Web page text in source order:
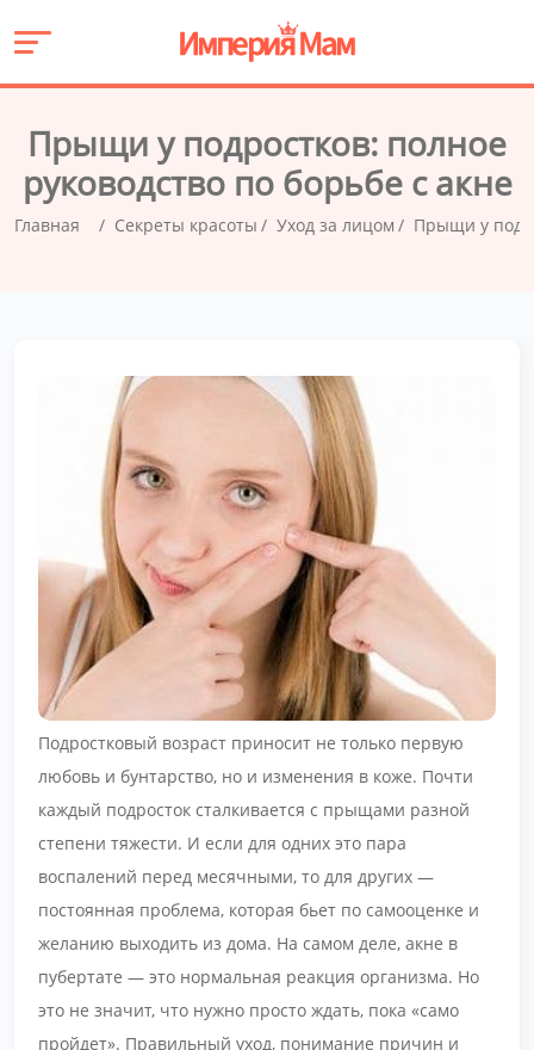
Прыщи у подростков: полное
руководство по борьбе с акне
Главная Секреты красоты Уход за лицом Прыщи у
Подростковый возраст приносит не только первую
любовь и бунтарство, но и изменения в коже. Почти
каждый подросток сталкивается с прыщами разной
степени тяжести. И если для одних это пара
воспалений перед месячными, то для других —
постоянная проблема, которая бьет по самооценке и
желанию выходить из дома. На самом деле, акне в
пубертате — это нормальная реакция организма. Но
это не значит, что нужно просто ждать, пока «само
пройдет». Правильный уход, понимание причин и